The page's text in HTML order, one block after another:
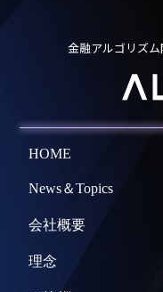
金融アルゴリズ
HOME
News＆Topics
会社概要
理念